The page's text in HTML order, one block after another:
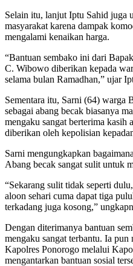
Selain itu, lanjut Iptu Sahid juga
masyarakat karena dampak
mengalami kenaikan harga.
“Bantuan sembako ini dari
C. Wibowo diberikan kepada
selama bulan Ramadhan,” ujar
Sementara itu, Sarni (64) warga
sebagai abang becak biasanya
mengaku sangat berterima kasih
diberikan oleh kepolisian
Sarni mengungkapkan
Abang becak sangat sulit untuk
“Sekarang sulit tidak seperti
aloon sehari cuma dapat tiga
terkadang juga kosong,”
Dengan diterimanya bantuan
mengaku sangat terbantu. Ia
Kapolres Ponorogo melalui
mengantarkan bantuan sosial